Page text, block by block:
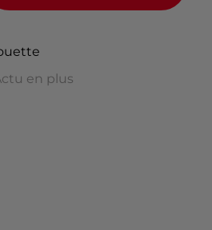
en plus